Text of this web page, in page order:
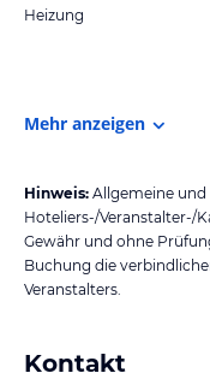
Heizung
Mehr anzeigen
Hinweis: Allgemeine
Hoteliers-/Veranstalter-/
Gewähr und ohne
Buchung die
Veranstalters.
Kontakt